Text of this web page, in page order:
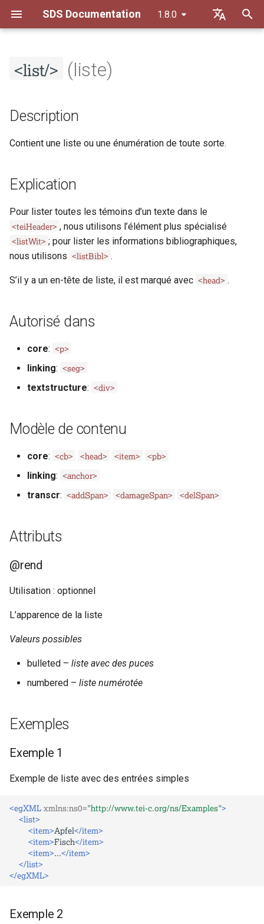
SDS Documentation 1.8.0
i
a
i
s
a
n
r
h
e
Principes de transcription
Constitution du texte
Principes de datation
Directives pour la description
Règles de séparation
Liste des abréviations
Description
Explication
Autorisé dans
Attributs
@rend
Exemples
Exemple 1
Sections des Guidelines de la
TEI
<list/> (liste)
Description
Contient une liste ou une énumération de toute sorte.
Explication
Pour lister toutes les témoins d’un texte dans le
<teiHeader> , nous utilisons l’élément plus spécialisé
<listWit> ; pour lister les informations bibliographiques,
nous utilisons <listBibl> .
S’il y a un en-tête de liste, il est marqué avec <head> .
Autorisé dans
core: <p>
linking: <seg>
textstructure: <div>
Modèle de contenu
core: <cb> <head> <item>
<pb>
linking: <anchor>
transcr: <addSpan> <damageSpan> <delSpan>
Attributs
@rend
Utilisation : optionnel
L’apparence de la liste
Valeurs possibles
bulleted – liste avec des puces
numbered – liste numérotée
Exemples
Exemple 1
Exemple de liste avec des entrées simples
<egXML xmlns:ns0="http://www.tei-c.org/ns/Examples">
<list>
<item>Apfel</item>
<item>Fisch</item>
<item>
</item>
</list>
</egXML>
Exemple 2